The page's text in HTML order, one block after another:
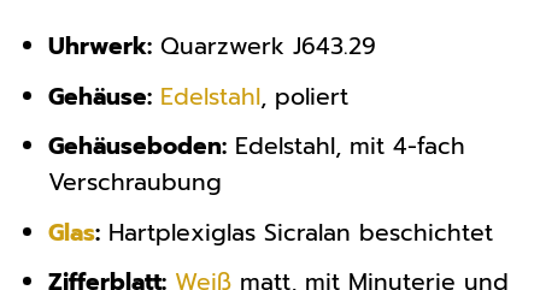
Uhrwerk:Quarzwerk J643.29
Gehäuse: Edelstahl, poliert
Gehäuseboden:Edelstahl, mit 4-fach
Verschraubung
Glas:Hartplexiglas Sicralan beschichtet
Zifferblatt: Weißmatt, mit Minuterie und